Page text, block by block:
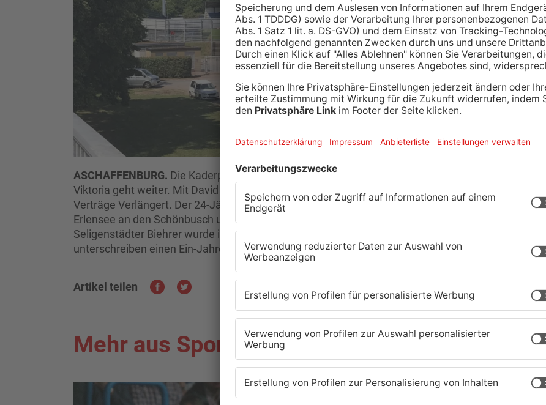
ASCHAFFENBURG. Die Kaderplanung für die kommende Saison bei der Aschaffenburger
Viktoria geht weiter. Mit David Néné und Niklas Biehrer haben jetzt zwei weitere Spieler ihre
Verträge Verlängert. Der 24-Jährige Néné kam zur letzten Saison vom Hessenligist FC
Erlensee an den Schönbusch und bestritt insgesamt 34 Pflichspiele. Der gebürtige
Seligenstädter Biehrer wurde in der Winterpause aus Spanien verpflichtet. Beide
unterschreiben einen Ein-Jahres-Vertrag bis Ende Juni 2026.
Artikel teilen
Mehr aus Sport